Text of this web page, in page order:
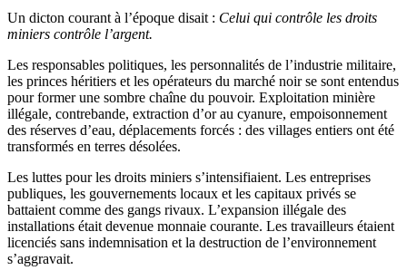
Un dicton courant à l’époque disait : Celui qui contrôle les droits
miniers contrôle l’argent.
Les responsables politiques, les personnalités de l’industrie militaire,
les princes héritiers et les opérateurs du marché noir se sont entendus
pour former une sombre chaîne du pouvoir. Exploitation minière
illégale, contrebande, extraction d’or au cyanure, empoisonnement
des réserves d’eau, déplacements forcés : des villages entiers ont été
transformés en terres désolées.
Les luttes pour les droits miniers s’intensifiaient. Les entreprises
publiques, les gouvernements locaux et les capitaux privés se
battaient comme des gangs rivaux. L’expansion illégale des
installations était devenue monnaie courante. Les travailleurs étaient
licenciés sans indemnisation et la destruction de l’environnement
s’aggravait.